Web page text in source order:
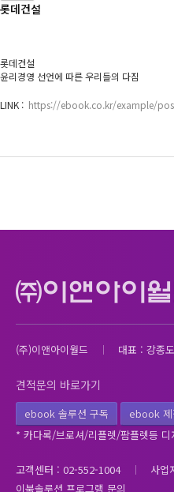
롯데건설
롯데건설
윤리경영 선언에 따른 우리들의 다짐
LINK : https://ebook.co.kr/example/
(주)이앤아이월드 대표 : 강종도
견적문의 바로가기
ebook 솔루션 구독 ebook 제
* 카다록/브로셔/리플렛/팜플렛등
고객센터 : 02-552-1004
사업
이북솔루션 프로그램 문의